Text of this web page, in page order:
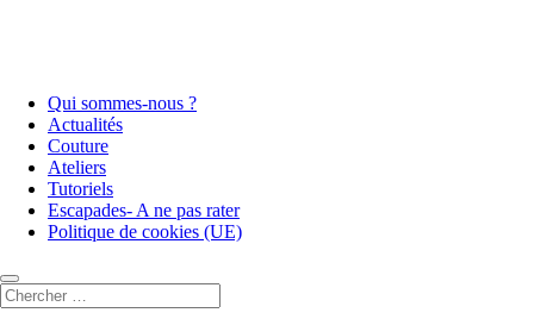
Qui sommes-nous ?
Actualités
Couture
Ateliers
Tutoriels
Escapades- A ne pas rater
Politique de cookies (UE)